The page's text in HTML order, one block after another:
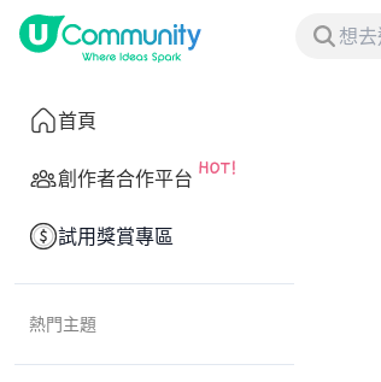
首頁
創作者合作平台
試用獎賞專區
熱門主題